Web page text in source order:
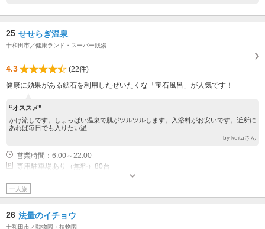
25 せせらぎ温泉
十和田市／健康ランド・スーパー銭湯
4.3
(22件)
健康に効果がある鉱石を利用したぜいたくな「宝石風呂」が人気です！
“オススメ”
かけ流しです。しょっぱい温泉で肌がツルツルします。入浴料がお安いです。近所に
あれば毎日でも入りたい温...
by keitaさん
営業時間：6:00～22:00
専用駐車場あり（無料）80台
一人旅
26 法量のイチョウ
十和田市／動物園・植物園